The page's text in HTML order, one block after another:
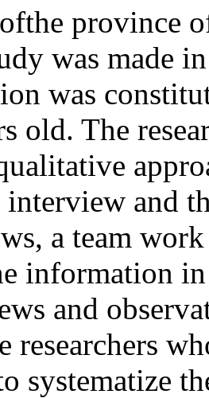
province
was made
was
old. The
and
a team
information
and
researchers
systematize